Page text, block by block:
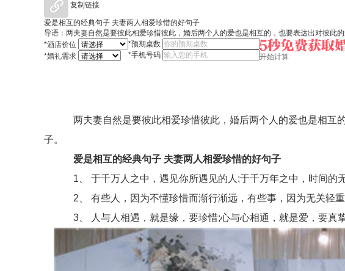
复制链接
爱是相互的经典句子 夫妻两人相爱珍惜的好句子
导语：两夫妻自然是要彼此相爱珍惜彼此，婚后两个人的爱也是相互的，也要表达出对彼此
*酒店价位
*婚礼需求
*预期桌数
*手机号码
开始计算
两夫妻自然是要彼此相爱珍惜彼此，婚后两个人的爱也是相互
子。
爱是相互的经典句子 夫妻两人相爱珍惜的好句子
1、 于千万人之中，遇见你所遇见的人;于千万年之中，时间的
2、 有些人，因为不懂珍惜而渐行渐远，有些事，因为无关轻重
3、 人与人相遇，就是缘，要珍惜;心与心相通，就是爱，要真